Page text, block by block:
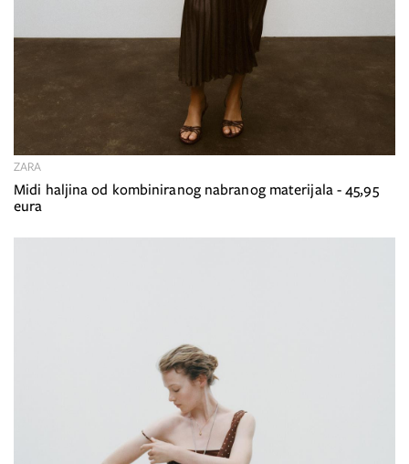
Midi haljina od kombiniranog nabranog materijala - 45,95
eura
ZARA